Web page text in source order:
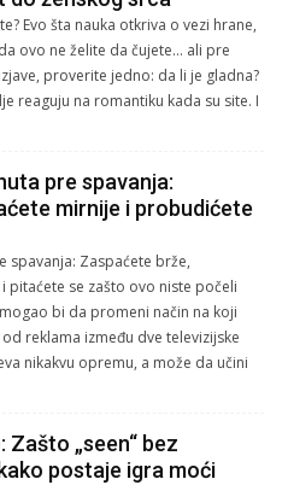
Evo šta nauka otkriva o vezi hrane,
ovo ne želite da čujete… ali pre
proverite jedno: da li je gladna?
reaguju na romantiku kada su site. I
pre spavanja:
mirnije i probudićete
spavanja: Zaspaćete brže,
pitaćete se zašto ovo niste počeli
bi da promeni način na koji
reklama između dve televizijske
nikakvu opremu, a može da učini
„seen“ bez
postaje igra moći